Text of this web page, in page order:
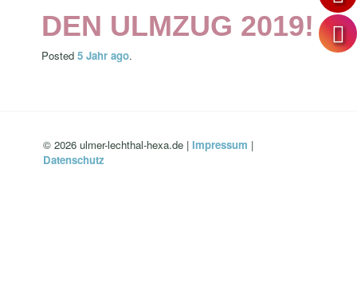
DEN ULMZUG 2019!
Posted5 Jahr ago.
© 2026 ulmer-lechthal-hexa.de |Impressum |
Datenschutz